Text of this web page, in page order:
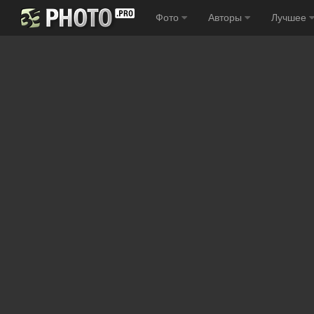
Фото Авторы Лучшее